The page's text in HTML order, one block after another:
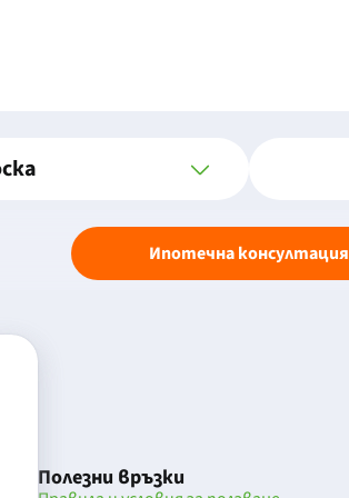
Ипотечна консултация
Полезни връзки